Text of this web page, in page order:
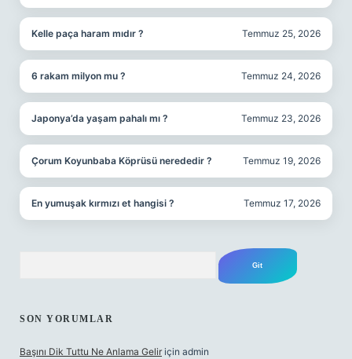
Kelle paça haram mıdır ? Temmuz 25, 2026
6 rakam milyon mu ? Temmuz 24, 2026
Japonya’da yaşam pahalı mı ? Temmuz 23, 2026
Çorum Koyunbaba Köprüsü nerededir ? Temmuz 19, 2026
En yumuşak kırmızı et hangisi ? Temmuz 17, 2026
SON YORUMLAR
Başını Dik Tuttu Ne Anlama Gelir için admin